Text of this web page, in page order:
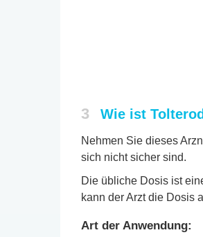
3 Wie ist
Nehmen Sie dieses
sich nicht sicher sind.
Die übliche Dosis ist
kann der Arzt die Dosis
Art der Anwendung: